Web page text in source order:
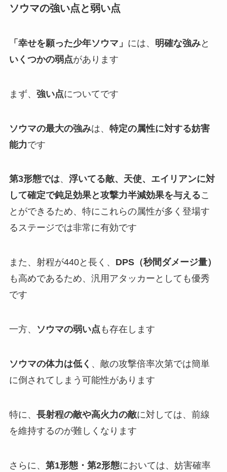
ソウマの強い点と弱い点
「幸せを願った少年ソウマ」 には、 明確な強みと
いくつかの弱点があります
まず、 強い点についてです
ソウマの最大の強みは、 特定の属性に対する妨害
能力です
第3形態では、 浮いてる敵、天使、エイリアンに対
して確定で鈍足効果と攻撃力半減効果を与えるこ
とができるため、特にこれらの属性が多く登場す
るステージでは非常に有効です
また、射程が440と長く、 DPS（秒間ダメージ量）
も高めであるため、汎用アタッカーとしても優秀
です
一方、 ソウマの弱い点 も存在します
ソウマの体力は低く 、敵の攻撃倍率次第では簡単
に倒されてしまう可能性があります
特に、 長射程の敵や高火力の敵に対しては、前線
を維持するのが難しくなります
さらに、 第1形態・第2形態においては、妨害確率